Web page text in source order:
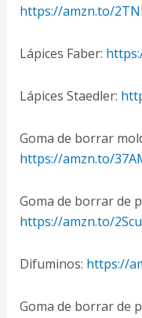
https://amzn.to/
Lápices Faber:
Lápices Staedler:
Goma de borrar
https://amzn.to/
Goma de borrar de
https://amzn.to/
Difuminos: https://
Goma de borrar de